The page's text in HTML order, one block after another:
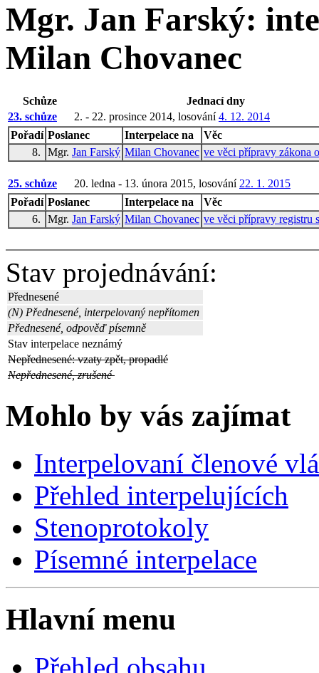
Mgr. Jan Farský:
Milan Chovanec
Schůze
Jednací dny
23. schůze
2. - 22. prosince 2014, losování4. 12. 2014
Pořadí Poslanec Interpelace na
Věc
8.
Mgr. Jan Farský Milan Chovanec ve věci přípravy zákona
25. schůze 20. ledna - 13. února 2015, losování 22. 1. 2015
Pořadí Poslanec Interpelace na
Věc
6.
Mgr. Jan Farský Milan Chovanec ve věci přípravy registru
Stav projednávání:
Přednesené
(N) Přednesené, interpelovaný nepřítomen
Přednesené, odpověď písemně
Stav interpelace neznámý
Nepřednesené: vzaty zpět, propadlé
Nepřednesené, zrušené
Mohlo by vás zajímat
Interpelovaní členové
Přehled interpelujících
Stenoprotokoly
Písemné interpelace
Hlavní menu